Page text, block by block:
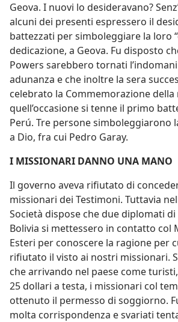
Geova. I nuovi lo desideravano?
alcuni dei presenti espressero il
battezzati per simboleggiare la loro
dedicazione, a Geova. Fu disposto
Powers sarebbero tornati
adunanza e che inoltre la sera
celebrato la Commemorazione
quell’occasione si tenne il primo
Perú. Tre persone simboleggiarono
a Dio, fra cui Pedro Garay.
I MISSIONARI DANNO UNA MANO
Il governo aveva rifiutato di
missionari dei Testimoni. Tuttavia
Società dispose che due diplomati di
Bolivia si mettessero in contatto col
Esteri per conoscere la ragione per
rifiutato il visto ai nostri missionari.
che arrivando nel paese come
25 dollari a testa, i missionari col
ottenuto il permesso di soggiorno.
molta corrispondenza e svariati